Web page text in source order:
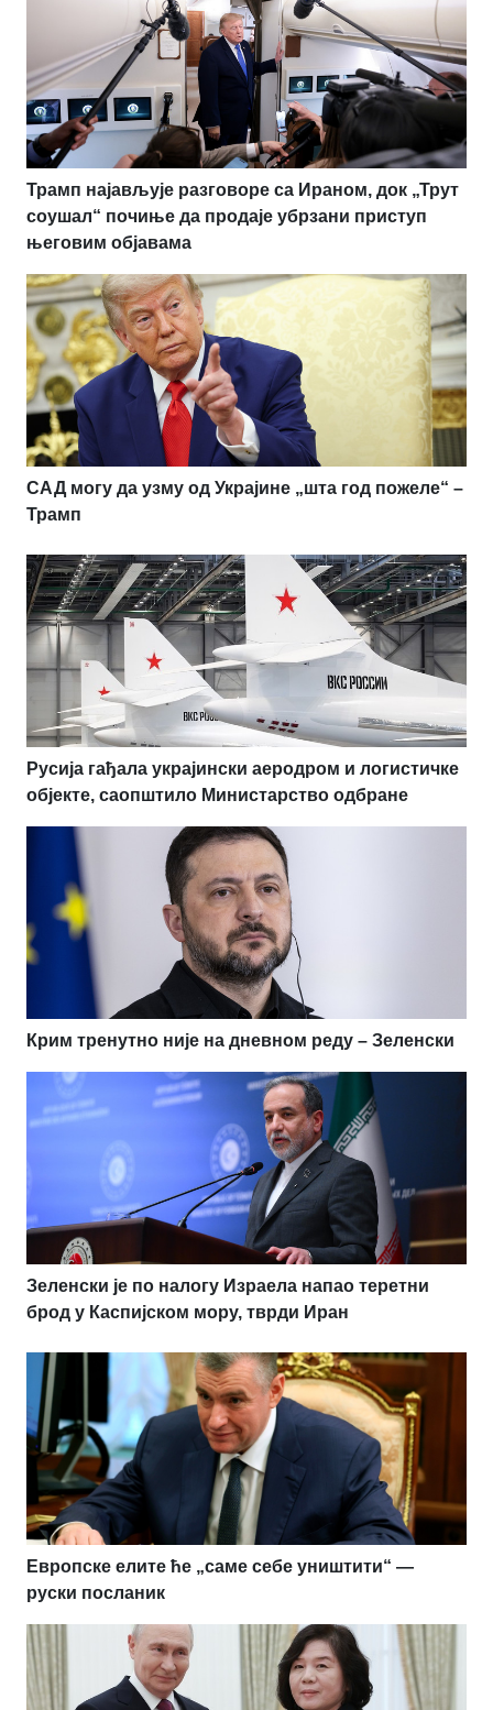
Трамп најављује разговоре са Ираном, док „Трут
соушал“ почиње да продаје убрзани приступ
његовим објавама
САД могу да узму од Украјине „шта год пожеле“ –
Трамп
Русија гађала украјински аеродром и логистичке
објекте, саопштило Министарство одбране
Крим тренутно није на дневном реду – Зеленски
Зеленски је по налогу Израела напао теретни
брод у Каспијском мору, тврди Иран
Европске елите ће „саме себе уништити“ —
руски посланик